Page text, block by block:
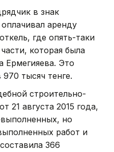
в знак
аренду
где опять-таки
которая была
Ермегияева. Это
тысяч тенге.
строительно-
21 августа 2015 года,
но
работ и
366